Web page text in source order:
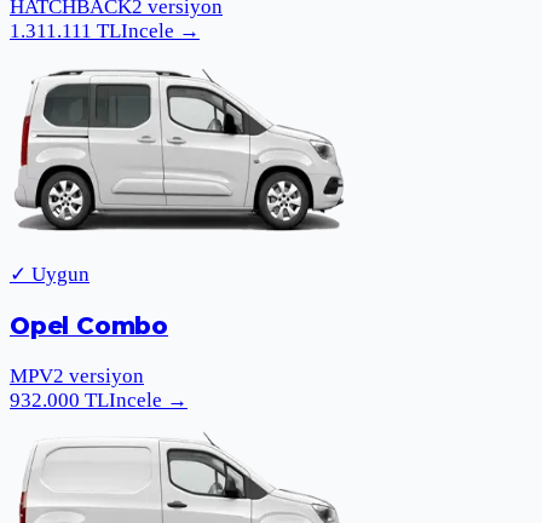
HATCHBACK2 versiyon
1.311.111 TLIncele →
✓ Uygun
Opel Combo
MPV2 versiyon
932.000 TLIncele →